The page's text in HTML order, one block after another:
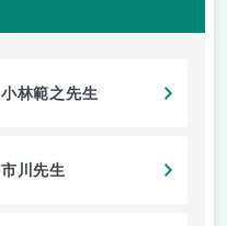
小林範之先生
市川先生